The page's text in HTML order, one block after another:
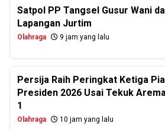
Satpol PP Tangsel Gusur Wani
Lapangan Jurtim
Olahraga 9 jam yang lalu
Persija Raih Peringkat Ketiga
Presiden 2026 Usai Tekuk
1
Olahraga 10 jam yang lalu